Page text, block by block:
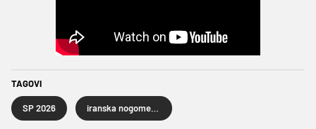
TAGOVI
SP 2026